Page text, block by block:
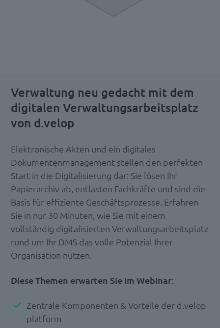
Verwaltung neu gedacht mit dem
digitalen Verwaltungsarbeitsplatz
von d.velop
Elektronische Akten und ein digitales
Dokumentenmanagement stellen den perfekten
Start in die Digitalisierung dar: Sie lösen Ihr
Papierarchiv ab, entlasten Fachkräfte und sind die
Basis für effiziente Geschäftsprozesse. Erfahren
Sie in nur 30 Minuten, wie Sie mit einem
vollständig digitalisierten Verwaltungsarbeitsplatz
rund um Ihr DMS das volle Potenzial Ihrer
Organisation nutzen.
Diese Themen erwarten Sie im Webinar:
Zentrale Komponenten & Vorteile der d.velop
platform